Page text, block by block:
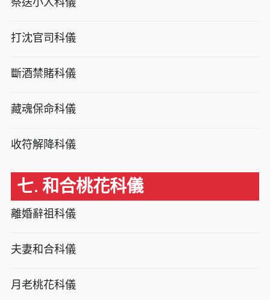
打沈官司科儀
斷酒禁賭科儀
藏魂保命科儀
收符解降科儀
七. 和合桃花科儀
離婚辭祖科儀
夫妻和合科儀
月老桃花科儀